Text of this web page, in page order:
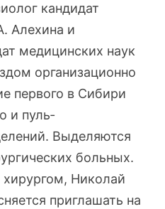
канди­дат
Алехина и
медицинских наук
организа­ционно
первого в Сибири
и пуль­
Выделяют­ся
больных.
Николай
приглашать на